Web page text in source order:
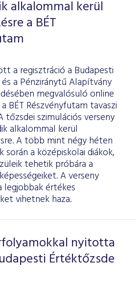
alkalommal kerül
a BÉT
a regisztráció a Budapesti
a Pénziránytű Alapítvány
megvalósuló online
BÉT Részvényfutam tavaszi
tőzsdei szimulációs verseny
alkalommal kerül
A több mint négy héten
a középiskolai diákok,
tehetik próbára a
A verseny
legjobbak értékes
vihetnek haza.
nyitotta
Értéktőzsde